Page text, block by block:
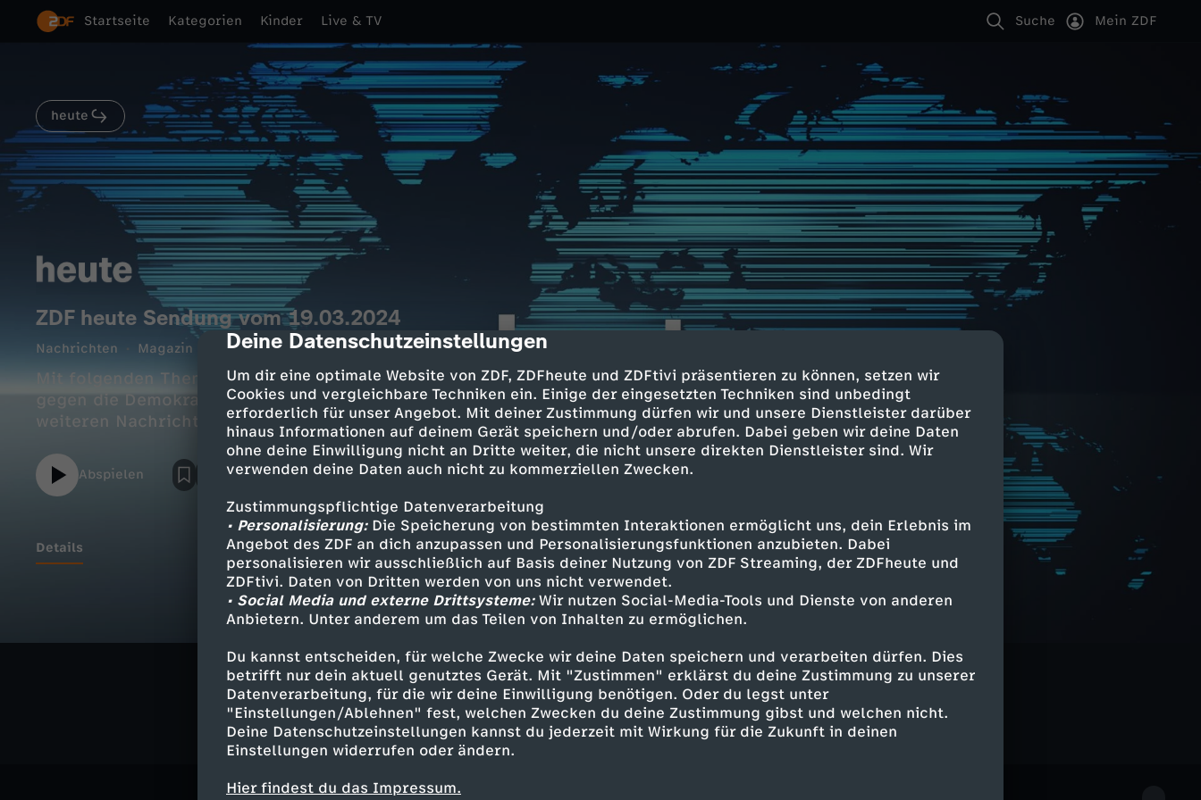
cmp-dialog-description
Deine Datenschutzeinstellungen
Um dir eine optimale Website von ZDF, ZDFheute und ZDFtivi präsentieren zu können, setzen wir
Cookies und vergleichbare Techniken ein. Einige der eingesetzten Techniken sind unbedingt
erforderlich für unser Angebot. Mit deiner Zustimmung dürfen wir und unsere Dienstleister darüber
hinaus Informationen auf deinem Gerät speichern und/oder abrufen. Dabei geben wir deine Daten
ohne deine Einwilligung nicht an Dritte weiter, die nicht unsere direkten Dienstleister sind. Wir
verwenden deine Daten auch nicht zu kommerziellen Zwecken.
Zustimmungspflichtige Datenverarbeitung
• Personalisierung:Die Speicherung von bestimmten Interaktionen ermöglicht uns, dein Erlebnis im
Angebot des ZDF an dich anzupassen und Personalisierungsfunktionen anzubieten. Dabei
personalisieren wir ausschließlich auf Basis deiner Nutzung von ZDF Streaming, der ZDFheute und
ZDFtivi. Daten von Dritten werden von uns nicht verwendet.
• Social Media und externe Drittsysteme:Wir nutzen Social-Media-Tools und Dienste von anderen
Anbietern. Unter anderem um das Teilen von Inhalten zu ermöglichen.
Du kannst entscheiden, für welche Zwecke wir deine Daten speichern und verarbeiten dürfen. Dies
betrifft nur dein aktuell genutztes Gerät. Mit "Zustimmen" erklärst du deine Zustimmung zu unserer
Datenverarbeitung, für die wir deine Einwilligung benötigen. Oder du legst unter
"Einstellungen/Ablehnen" fest, welchen Zwecken du deine Zustimmung gibst und welchen nicht.
Deine Datenschutzeinstellungen kannst du jederzeit mit Wirkung für die Zukunft in deinen
Einstellungen widerrufen oder ändern.
Hier findest du das Impressum.
Startseite Kategorien Kinder Live & TV Suche Mein ZDF
heute
ZDF heute Sendung vom 19.03.2024
Nachrichten Magazin informativ 10 Min. 19.03.2024 ZDF
Mit folgenden Themen: Weiteres Treffen der Ukraine-Kontaktgruppe; Trend
gegen die Demokratie; Eröffnung von Batterie-Fabrik in Schweden;
weiteren Nachrichten und dem Wetter.
Abspielen
Details
Nachrichten Magazin informativ heute